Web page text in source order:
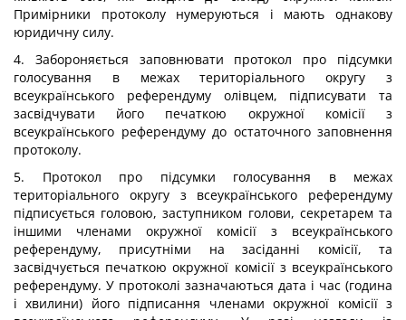
Примірники протоколу нумеруються і мають однакову
юридичну силу.
4. Забороняється заповнювати протокол про підсумки
голосування в межах територіального округу з
всеукраїнського референдуму олівцем, підписувати та
засвідчувати його печаткою окружної комісії з
всеукраїнського референдуму до остаточного заповнення
протоколу.
5. Протокол про підсумки голосування в межах
територіального округу з всеукраїнського референдуму
підписується головою, заступником голови, секретарем та
іншими членами окружної комісії з всеукраїнського
референдуму, присутніми на засіданні комісії, та
засвідчується печаткою окружної комісії з всеукраїнського
референдуму. У протоколі зазначаються дата і час (година
і хвилини) його підписання членами окружної комісії з